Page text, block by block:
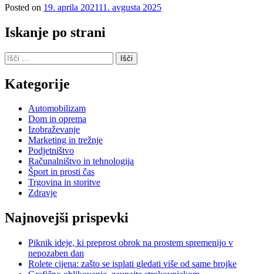
Posted on 19. aprila 202111. avgusta 2025
Iskanje po strani
Išči:
Kategorije
Automobilizam
Dom in oprema
Izobraževanje
Marketing in trežnje
Podjetništvo
Računalništvo in tehnologija
Šport in prosti čas
Trgovina in storitve
Zdravje
Najnovejši prispevki
Piknik ideje, ki preprost obrok na prostem spremenijo v
nepozaben dan
Rolete cijena: zašto se isplati gledati više od same brojke